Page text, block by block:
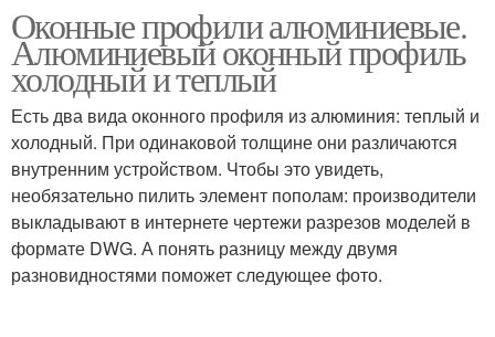
Оконные профили алюминиевые.
Алюминиевый оконный профиль
холодный и теплый
Есть два вида оконного профиля из алюминия: теплый и
холодный. При одинаковой толщине они различаются
внутренним устройством. Чтобы это увидеть,
необязательно пилить элемент пополам: производители
выкладывают в интернете чертежи разрезов моделей в
формате DWG. А понять разницу между двумя
разновидностями поможет следующее фото.